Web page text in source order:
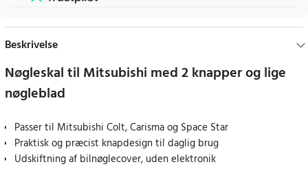
Beskrivelse
Nøgleskal til Mitsubishi med 2 knapper og lige
nøgleblad
Passer til Mitsubishi Colt, Carisma og Space Star
Praktisk og præcist knapdesign til daglig brug
Udskiftning af bilnøglecover, uden elektronik